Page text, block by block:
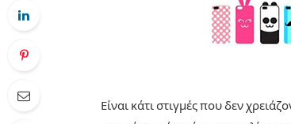
Είναι κάτι στιγμές που δεν